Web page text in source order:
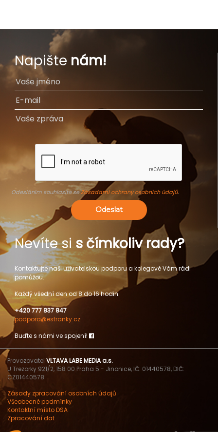
Napište nám!
Odesláním souhlasíte seZásadami ochrany osobních údajů.
Odeslat
Nevíte si s čímkoliv rady?
Kontaktujte naši uživatelskou podporu a kolegové Vám rádi
pomůžou.
Každý všední den od 8 do 16 hodin.
+420 777 837 847
podpora@estranky.cz
Buďte s námi ve spojení!
Provozovatel VLTAVA LABE MEDIA a.s.
U Trezorky 921/2, 158 00 Praha 5 - Jinonice, IČ: 01440578, DIČ:
CZ01440578
Zásady zpracování osobních údajů
Všeobecné podmínky
Kontaktní místo DSA
Zpracování dat